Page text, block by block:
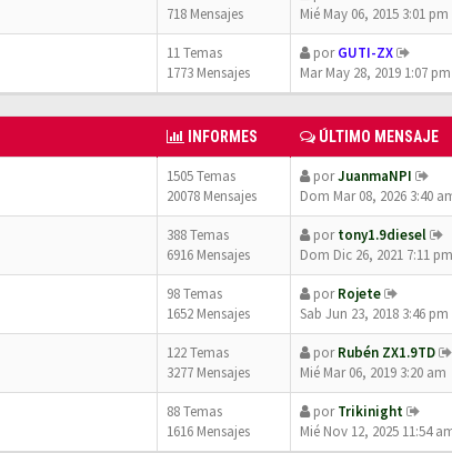
718 Mensajes
Mié May 06, 2015 3:01 pm
11 Temas
1773 Mensajes
porGUTI-ZX
Mar May 28, 2019 1:07 pm
INFORMES ÚLTIMO MENSAJE
1505 Temas
20078 Mensajes
porJuanmaNPI
Dom Mar 08, 2026 3:40
388 Temas
6916 Mensajes
portony1.9diesel
Dom Dic 26, 2021 7:11 pm
98 Temas
1652 Mensajes
porRojete
Sab Jun 23, 2018 3:46 pm
122 Temas
3277 Mensajes
porRubén ZX1.9TD
Mié Mar 06, 2019 3:20 am
88 Temas
1616 Mensajes
porTrikinight
Mié Nov 12, 2025 11:54